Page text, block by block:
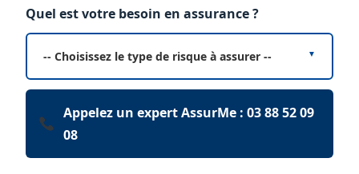
Quel est votre besoin en assurance ?
-- Choisissez le type de risque à assurer --
Appelez un expert AssurMe : 03 88 52 09
08